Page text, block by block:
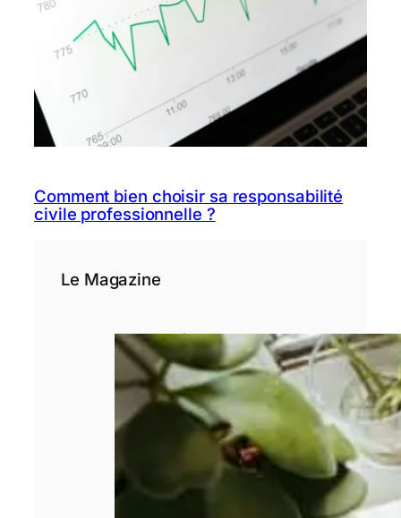
Comment bien choisir sa responsabilité
civile professionnelle ?
Le Magazine
3 étapes avant
de se lancer
dans un crédit